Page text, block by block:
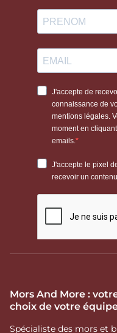
Mors And More :
choix de votre
Spécialiste des mors et